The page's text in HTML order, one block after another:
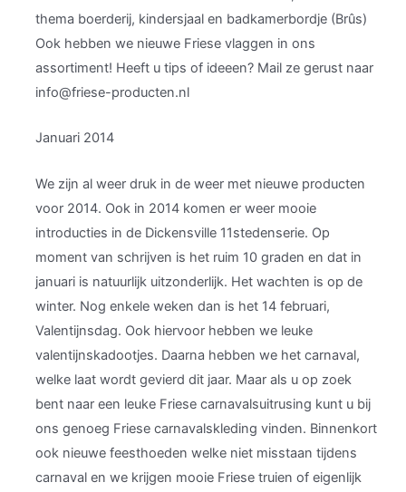
thema boerderij, kindersjaal en badkamerbordje (Brûs)
Ook hebben we nieuwe Friese vlaggen in ons
assortiment! Heeft u tips of ideeen? Mail ze gerust naar
info@friese-producten.nl
Januari 2014
We zijn al weer druk in de weer met nieuwe producten
voor 2014. Ook in 2014 komen er weer mooie
introducties in de Dickensville 11stedenserie. Op
moment van schrijven is het ruim 10 graden en dat in
januari is natuurlijk uitzonderlijk. Het wachten is op de
winter. Nog enkele weken dan is het 14 februari,
Valentijnsdag. Ook hiervoor hebben we leuke
valentijnskadootjes. Daarna hebben we het carnaval,
welke laat wordt gevierd dit jaar. Maar als u op zoek
bent naar een leuke Friese carnavalsuitrusing kunt u bij
ons genoeg Friese carnavalskleding vinden. Binnenkort
ook nieuwe feesthoeden welke niet misstaan tijdens
carnaval en we krijgen mooie Friese truien of eigenlijk